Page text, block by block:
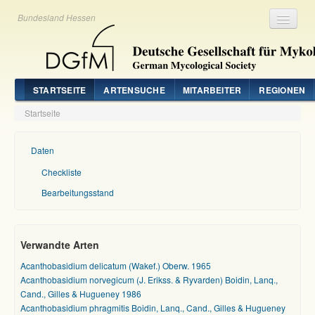
Bundesland Hessen
STARTSEITE ARTENSUCHE MITARBEITER REGIONEN
Startseite
Daten
Checkliste
Bearbeitungsstand
Verwandte Arten
Acanthobasidium delicatum (Wakef.) Oberw. 1965
Acanthobasidium norvegicum (J. Erikss. & Ryvarden) Boidin, Lanq.,
Cand., Gilles & Hugueney 1986
Acanthobasidium phragmitis Boidin, Lanq., Cand., Gilles & Hugueney